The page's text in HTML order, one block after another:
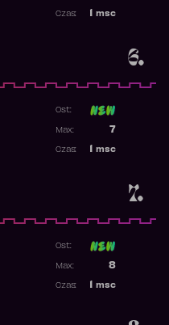
6.
msc
Czas:
7.
Ost:
7
Max:
msc
Czas:
Ost:
8
Max:
msc
Czas: